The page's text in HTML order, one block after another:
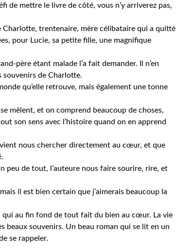
de mettre le livre de côté, vous n’y arriverez pas,
trentenaire, mère célibataire qui a quitté
pour Lucie, sa petite fille, une magnifique
père étant malade l’a fait demander. Il n’en
de Charlotte.
qu’elle retrouve, mais également une tonne
mêlent, et on comprend beaucoup de choses,
son sens avec l’histoire quand on en apprend
vient nous chercher directement au cœur, et que
peu de tout, l’auteure nous faire sourire, rire, et
il est bien certain que j’aimerais beaucoup la
qui au fin fond de tout fait du bien au cœur. La vie
beaux souvenirs. Un beau roman qui se lit en un
se rappeler.